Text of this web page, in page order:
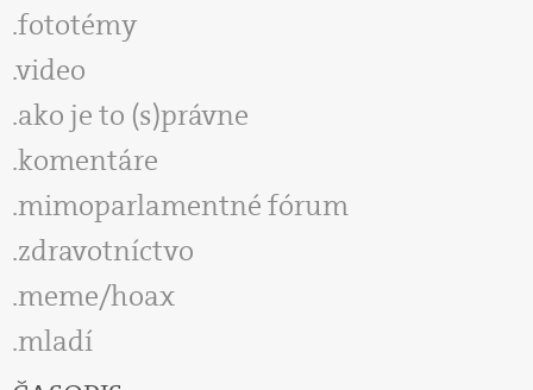
fototémy
video
ako je to (s)právne
komentáre
mimoparlamentné fórum
zdravotníctvo
meme/hoax
mladí